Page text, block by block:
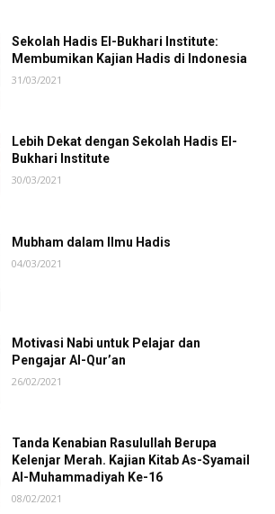
Sekolah Hadis El-Bukhari Institute:
Membumikan Kajian Hadis di Indonesia
31/03/2021
Lebih Dekat dengan Sekolah Hadis El-
Bukhari Institute
30/03/2021
Mubham dalam Ilmu Hadis
04/03/2021
Motivasi Nabi untuk Pelajar dan
Pengajar Al-Qur’an
26/02/2021
Tanda Kenabian Rasulullah Berupa
Kelenjar Merah. Kajian Kitab As-Syamail
Al-Muhammadiyah Ke-16
08/02/2021